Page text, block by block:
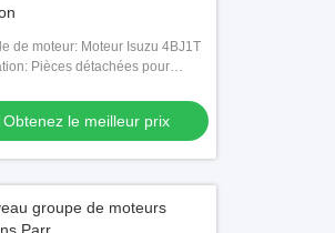
de moteur: Moteur Isuzu 4BJ1T
Pièces détachées pour
Obtenez le meilleur prix
groupe de moteurs